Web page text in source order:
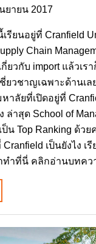
ยายน 2017
รียนอยู่ที่ Cranfield
Chain
ยวกับ import แล้วเร
ชี่ยวชาญเฉพาะด้านเ
าลัยที่เปิดอยู่ที่
ล่าสุด School of
น Top Ranking ด้ว
เป็นยังไง เ
ทำที่นี่ คลิกอ่านบทคว